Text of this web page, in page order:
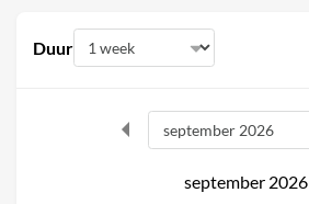
Duur
september 2026